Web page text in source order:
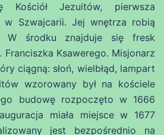
Kościół Jezuitów, pierwsza
w Szwajcarii. Jej wnętrza robią
W środku znajduje się fresk
Franciszka Ksawerego. Misjonarz
ciągną: słoń, wielbłąd, lampart
wzorowany był na kościele
budowę rozpoczęto w 1666
miała miejsce w 1677
jest bezpośrednio na